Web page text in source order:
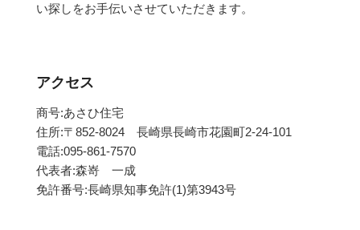
い探しをお手伝いさせていただきます。
アクセス
商号:あさひ住宅
住所:〒852-8024 長崎県長崎市花園町2-24-101
電話:095-861-7570
代表者:森嵜 一成
免許番号:長崎県知事免許(1)第3943号